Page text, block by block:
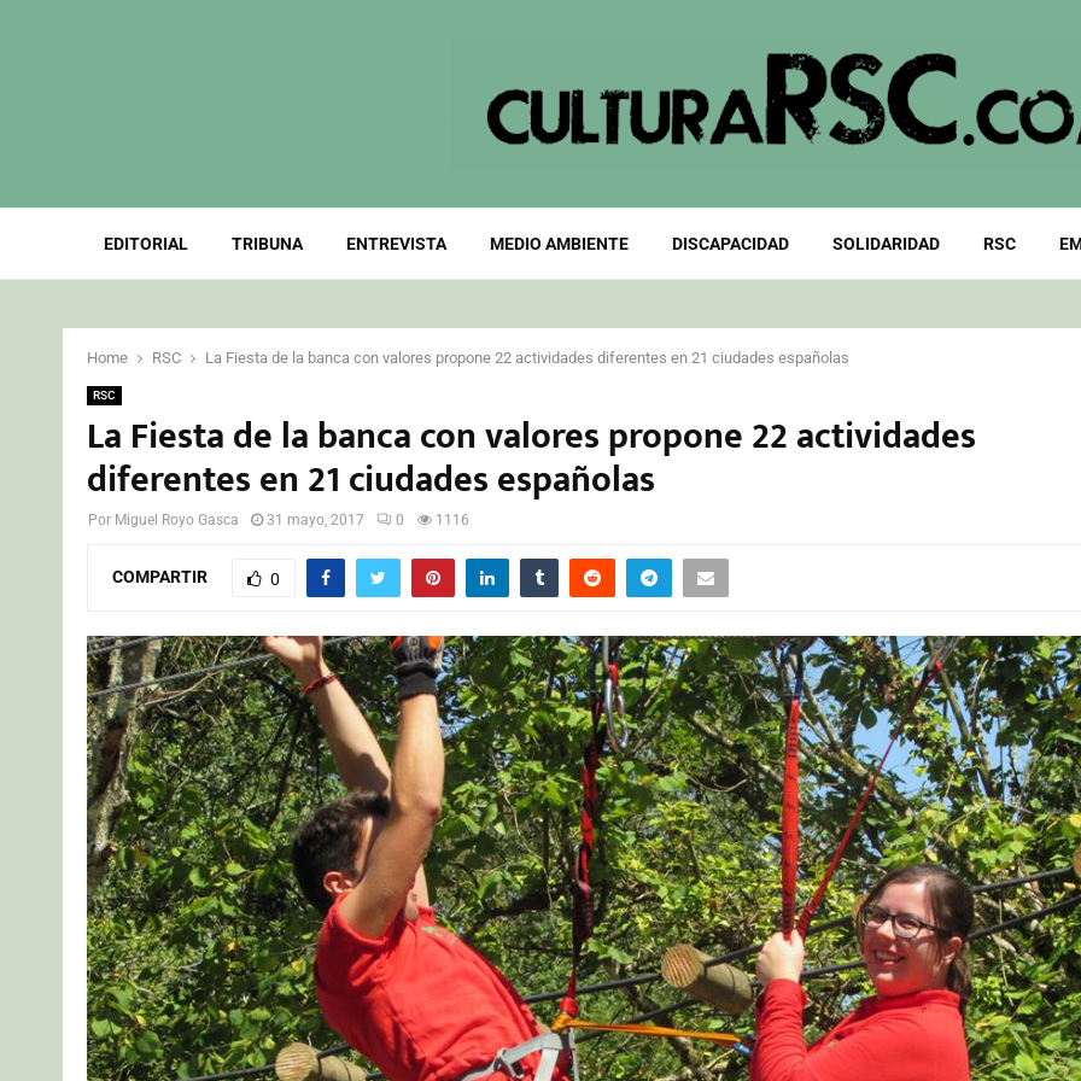
EDITORIAL TRIBUNA ENTREVISTA MEDIO AMBIENTE DISCAPACIDAD SOLIDARIDAD RSC
Home RSC La Fiesta de la banca con valores propone 22 actividades diferentes en 21 ciudades españolas
RSC
La Fiesta de la banca con valores propone 22 actividades
diferentes en 21 ciudades españolas
Por Miguel Royo Gasca 31 mayo, 2017 0 1116
COMPARTIR 0